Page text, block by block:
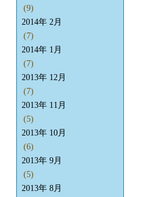
(9)
2014年 2月
(7)
2014年 1月
(7)
2013年 12月
(7)
2013年 11月
(5)
2013年 10月
(6)
2013年 9月
(5)
2013年 8月